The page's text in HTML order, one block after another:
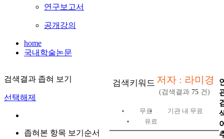
연구보고서
공개강의
home
국내학술논문
검색결과 좁혀 보기
선택해제
좁혀본 항목 보기순서
검색키워드 저자 : 라미경
(검색결과 75 건)
무료
기관 내 무료
유료